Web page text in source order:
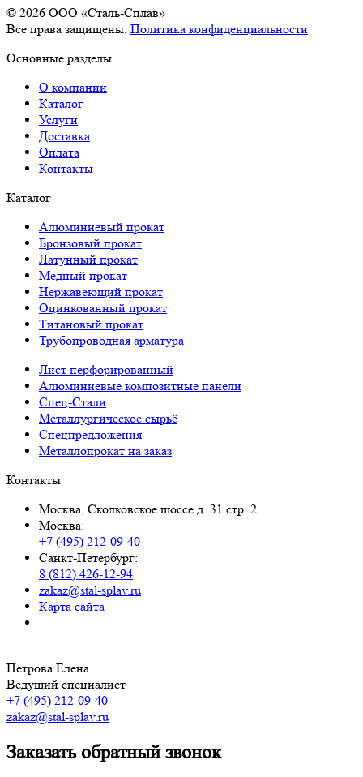
© 2026 OOO «Сталь-Сплав»
Все права защищены. Политика конфиденциальности
Основные разделы
О компании
Каталог
Услуги
Доставка
Оплата
Контакты
Каталог
Алюминиевый прокат
Бронзовый прокат
Латунный прокат
Медный прокат
Нержавеющий прокат
Оцинкованный прокат
Титановый прокат
Трубопроводная арматура
Лист перфорированный
Алюминиевые композитные панели
Спец-Стали
Металлургическое сырьё
Спецпредложения
Металлопрокат на заказ
Контакты
Москва, Сколковское шоссе д. 31 стр. 2
Москва:
+7 (495) 212-09-40
Санкт-Петербург:
8 (812) 426-12-94
zakaz@stal-splav.ru
Карта сайта
Петрова Елена
Ведущий специалист
+7 (495) 212-09-40
zakaz@stal-splav.ru
Заказать обратный звонок